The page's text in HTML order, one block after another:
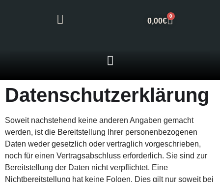
0,00€
0
Datenschutzerklärung
Soweit nachstehend keine anderen Angaben gemacht
werden, ist die Bereitstellung Ihrer personenbezogenen
Daten weder gesetzlich oder vertraglich vorgeschrieben,
noch für einen Vertragsabschluss erforderlich. Sie sind zur
Bereitstellung der Daten nicht verpflichtet. Eine
Nichtbereitstellung hat keine Folgen. Dies gilt nur soweit bei